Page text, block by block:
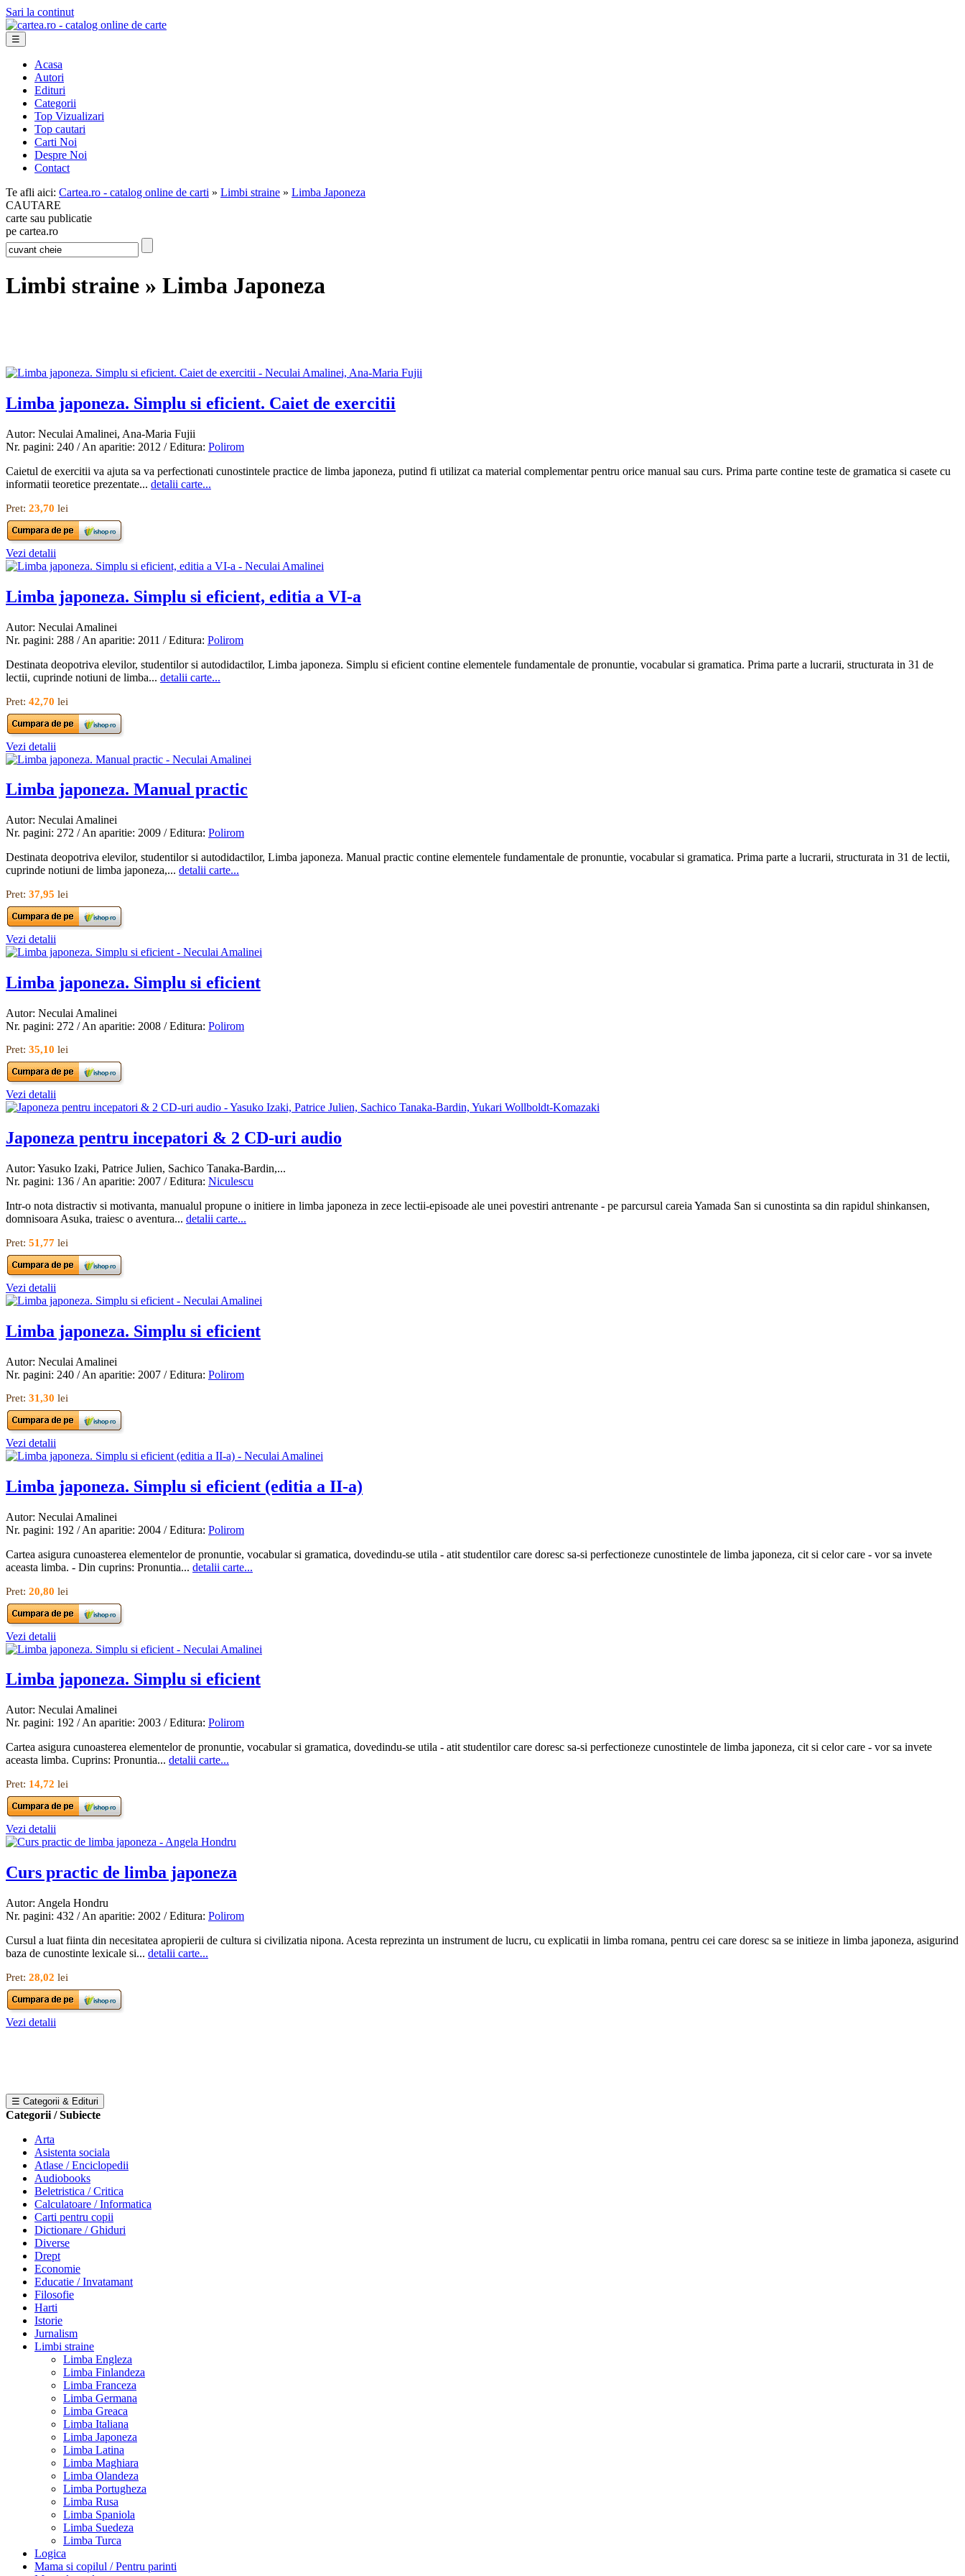
Sari la continut
☰
Acasa
Autori
Edituri
Categorii
Top Vizualizari
Top cautari
Carti Noi
Despre Noi
Contact
Te afli aici: Cartea.ro - catalog online de carti » Limbi straine » Limba Japoneza
CAUTARE
carte sau publicatie
pe cartea.ro
Limbi straine » Limba Japoneza
Limba japoneza. Simplu si eficient. Caiet de exercitii
Autor: Neculai Amalinei, Ana-Maria Fujii
Nr. pagini: 240 / An aparitie: 2012 / Editura: Polirom
Caietul de exercitii va ajuta sa va perfectionati cunostintele practice de limba japoneza, putind fi utilizat ca material complementar pentru orice manual sau curs. Prima parte contine teste de gramatica si casete cu
informatii teoretice prezentate... detalii carte...
Pret: 23,70 lei
Vezi detalii
Limba japoneza. Simplu si eficient, editia a VI-a
Autor: Neculai Amalinei
Nr. pagini: 288 / An aparitie: 2011 / Editura: Polirom
Destinata deopotriva elevilor, studentilor si autodidactilor, Limba japoneza. Simplu si eficient contine elementele fundamentale de pronuntie, vocabular si gramatica. Prima parte a lucrarii, structurata in 31 de
lectii, cuprinde notiuni de limba... detalii carte...
Pret: 42,70 lei
Vezi detalii
Limba japoneza. Manual practic
Autor: Neculai Amalinei
Nr. pagini: 272 / An aparitie: 2009 / Editura: Polirom
Destinata deopotriva elevilor, studentilor si autodidactilor, Limba japoneza. Manual practic contine elementele fundamentale de pronuntie, vocabular si gramatica. Prima parte a lucrarii, structurata in 31 de lectii,
cuprinde notiuni de limba japoneza,... detalii carte...
Pret: 37,95 lei
Vezi detalii
Limba japoneza. Simplu si eficient
Autor: Neculai Amalinei
Nr. pagini: 272 / An aparitie: 2008 / Editura: Polirom
Pret: 35,10 lei
Vezi detalii
Japoneza pentru incepatori & 2 CD-uri audio
Autor: Yasuko Izaki, Patrice Julien, Sachico Tanaka-Bardin,...
Nr. pagini: 136 / An aparitie: 2007 / Editura: Niculescu
Intr-o nota distractiv si motivanta, manualul propune o initiere in limba japoneza in zece lectii-episoade ale unei povestiri antrenante - pe parcursul careia Yamada San si cunostinta sa din rapidul shinkansen,
domnisoara Asuka, traiesc o aventura... detalii carte...
Pret: 51,77 lei
Vezi detalii
Limba japoneza. Simplu si eficient
Autor: Neculai Amalinei
Nr. pagini: 240 / An aparitie: 2007 / Editura: Polirom
Pret: 31,30 lei
Vezi detalii
Limba japoneza. Simplu si eficient (editia a II-a)
Autor: Neculai Amalinei
Nr. pagini: 192 / An aparitie: 2004 / Editura: Polirom
Cartea asigura cunoasterea elementelor de pronuntie, vocabular si gramatica, dovedindu-se utila - atit studentilor care doresc sa-si perfectioneze cunostintele de limba japoneza, cit si celor care - vor sa invete
aceasta limba. - Din cuprins: Pronuntia... detalii carte...
Pret: 20,80 lei
Vezi detalii
Limba japoneza. Simplu si eficient
Autor: Neculai Amalinei
Nr. pagini: 192 / An aparitie: 2003 / Editura: Polirom
Cartea asigura cunoasterea elementelor de pronuntie, vocabular si gramatica, dovedindu-se utila - atit studentilor care doresc sa-si perfectioneze cunostintele de limba japoneza, cit si celor care - vor sa invete
aceasta limba. Cuprins: Pronuntia... detalii carte...
Pret: 14,72 lei
Vezi detalii
Curs practic de limba japoneza
Autor: Angela Hondru
Nr. pagini: 432 / An aparitie: 2002 / Editura: Polirom
Cursul a luat fiinta din necesitatea apropierii de cultura si civilizatia nipona. Acesta reprezinta un instrument de lucru, cu explicatii in limba romana, pentru cei care doresc sa se initieze in limba japoneza, asigurind
baza de cunostinte lexicale si... detalii carte...
Pret: 28,02 lei
Vezi detalii
☰ Categorii & Edituri
Categorii / Subiecte
Arta
Asistenta sociala
Atlase / Enciclopedii
Audiobooks
Beletristica / Critica
Calculatoare / Informatica
Carti pentru copii
Dictionare / Ghiduri
Diverse
Drept
Economie
Educatie / Invatamant
Filosofie
Harti
Istorie
Jurnalism
Limbi straine
Limba Engleza
Limba Finlandeza
Limba Franceza
Limba Germana
Limba Greaca
Limba Italiana
Limba Japoneza
Limba Latina
Limba Maghiara
Limba Olandeza
Limba Portugheza
Limba Rusa
Limba Spaniola
Limba Suedeza
Limba Turca
Logica
Mama si copilul / Pentru parinti